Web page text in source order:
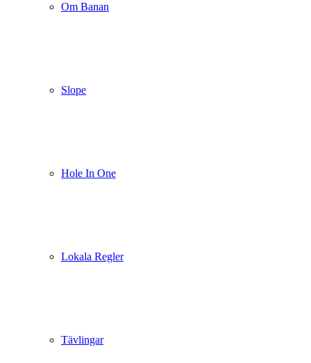
Om Banan
Slope
Hole In One
Lokala Regler
Tävlingar